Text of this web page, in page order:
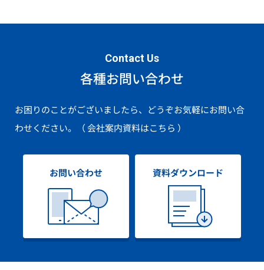
Contact Us
各種お問い合わせ
お困りのことがございましたら、どうぞお気軽にお問い合
わせください。
（ 会社案内資料はこちら ）
お問い合わせ 資料ダウンロード